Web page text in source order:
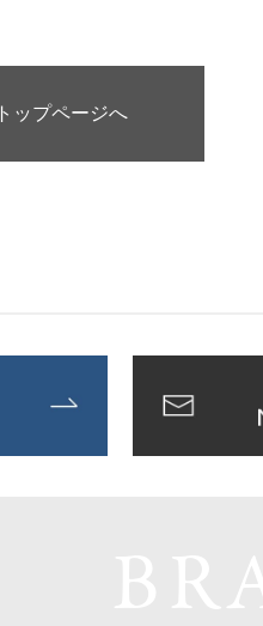
トップページへ